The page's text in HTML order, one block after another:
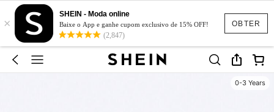
OBTER
×
SHEIN - Moda online
Baixe o App e ganhe cupom exclusivo de 15% OFF!
(2,847)
0-3 Years